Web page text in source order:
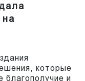
на
которые
и